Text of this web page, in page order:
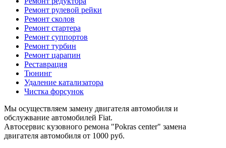
Ремонт рулевой рейки
Ремонт сколов
Ремонт стартера
Ремонт суппортов
Ремонт турбин
Ремонт царапин
Реставрация
Тюнинг
Удаление катализатора
Чистка форсунок
Мы осуществляем замену двигателя автомобиля и
обслужвание автомобилей Fiat.
Автосервис кузовного ремона "Pokras center" замена
двигателя автомобиля от 1000 руб.